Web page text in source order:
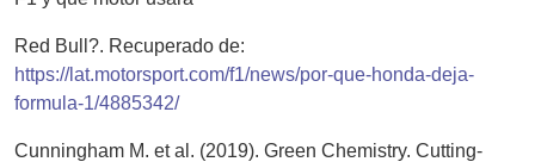
Red Bull?. Recuperado de:
https://lat.motorsport.com/f1/news/por-que-honda-deja-
formula-1/4885342/
Cunningham M. et al. (2019). Green Chemistry. Cutting-